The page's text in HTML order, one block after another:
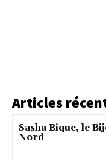
Articles
Sasha Bique, le
Nord